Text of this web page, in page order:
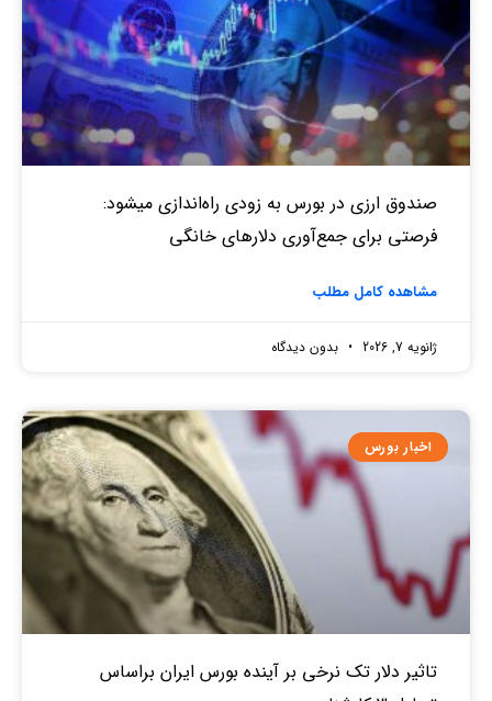
صندوق‌ ارزی در بورس به زودی راه‌اندازی میشود:
فرصتی برای جمع‌آوری دلارهای خانگی
مشاهده کامل مطلب
ژانویه 7, 2026 بدون دیدگاه
اخبار بورس
تاثیر دلار تک نرخی بر آینده بورس ایران براساس